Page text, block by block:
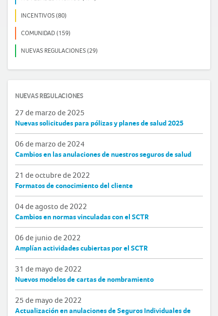
INCENTIVOS (80)
COMUNIDAD (159)
NUEVAS REGULACIONES (29)
NUEVAS REGULACIONES
27 de marzo de 2025
Nuevas solicitudes para pólizas y planes de salud 2025
06 de marzo de 2024
Cambios en las anulaciones de nuestros seguros de salud
21 de octubre de 2022
Formatos de conocimiento del cliente
04 de agosto de 2022
Cambios en normas vinculadas con el SCTR
06 de junio de 2022
Amplían actividades cubiertas por el SCTR
31 de mayo de 2022
Nuevos modelos de cartas de nombramiento
25 de mayo de 2022
Actualización en anulaciones de Seguros Individuales de